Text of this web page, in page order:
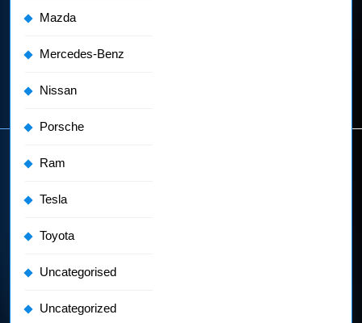
Mazda
Mercedes-Benz
Nissan
Porsche
Ram
Tesla
Toyota
Uncategorised
Uncategorized